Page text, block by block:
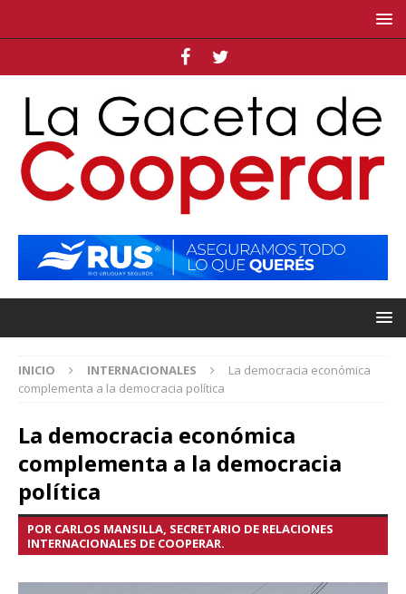
INICIO INTERNACIONALES
La democracia económica
complementa a la democracia política
La democracia económica
complementa a la democracia
política
POR CARLOS MANSILLA, SECRETARIO DE RELACIONES
INTERNACIONALES DE COOPERAR.